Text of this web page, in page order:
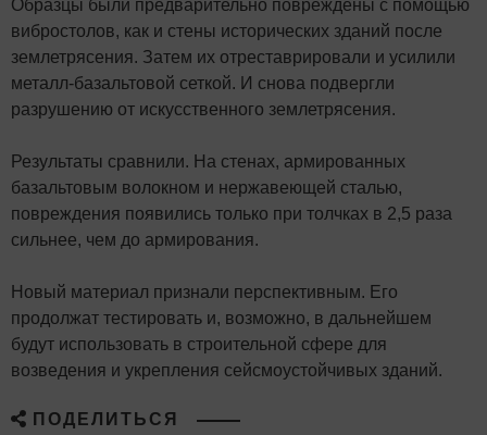
Образцы были предварительно повреждены с помощью
вибростолов, как и стены исторических зданий после
землетрясения. Затем их отреставрировали и усилили
металл-базальтовой сеткой. И снова подвергли
разрушению от искусственного землетрясения.
Результаты сравнили. На стенах, армированных
базальтовым волокном и нержавеющей сталью,
повреждения появились только при толчках в 2,5 раза
сильнее, чем до армирования.
Новый материал признали перспективным. Его
продолжат тестировать и, возможно, в дальнейшем
будут использовать в строительной сфере для
возведения и укрепления сейсмоустойчивых зданий.
ПОДЕЛИТЬСЯ